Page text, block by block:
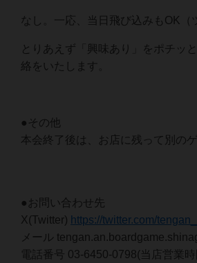
なし。一応、当日飛び込みもOK
とりあえず「興味あり」をポチッ
絡をいたします。
●その他
本会終了後は、お店に残って別の
●お問い合わせ先
X(Twitter) https://twitter.com/
メール
電話番号 03-6450-0798(当店営業